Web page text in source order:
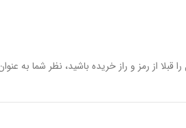
قبلا از رمز و راز خریده باشید، نظر شما به